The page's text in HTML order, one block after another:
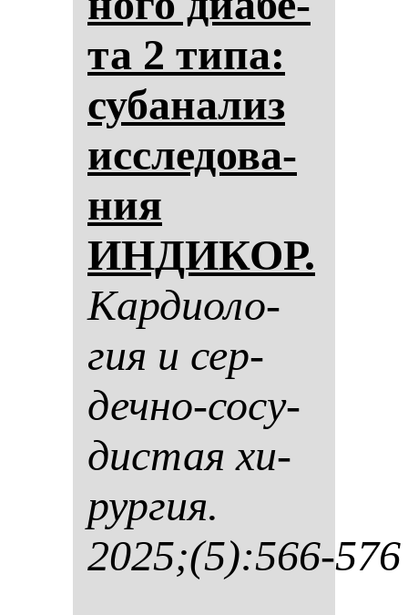
та 2 ти­па:
су­ба­на­лиз
ис­сле­до­ва­
ния
ИНДИКОР.
Кар­ди­оло­
гия и сер­
деч­но-со­су­
дис­тая хи­
рур­гия.
2025;(5):566-576